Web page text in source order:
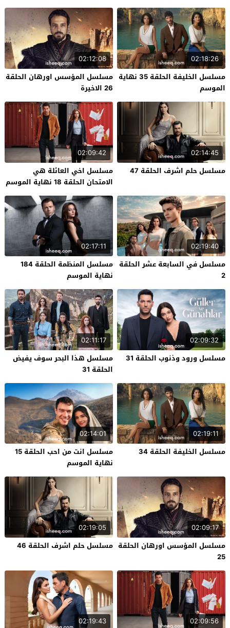
02:18:26
مسلسل الخليفة الحلقة 35 نهاية
الموسم
02:12:08
مسلسل المؤسس اورهان الحلقة
26 الاخيرة
02:14:45
مسلسل حلم اشرف الحلقة 47
02:09:42
مسلسل اخي العائلة هي
الامتحان الحلقة 18 نهاية الموسم
02:19:40
مسلسل في السابعة عشر الحلقة
2
02:17:11
مسلسل المنظمة الحلقة 184
نهاية الموسم
02:09:32
مسلسل ورود وذنوب الحلقة 31
02:11:17
مسلسل هذا البحر سوف يفيض
الحلقة 31
02:19:11
مسلسل الخليفة الحلقة 34
02:14:01
مسلسل انت من احب الحلقة 15
نهاية الموسم
02:09:17
مسلسل المؤسس اورهان الحلقة
25
02:19:05
مسلسل حلم اشرف الحلقة 46
02:09:56
02:19:43